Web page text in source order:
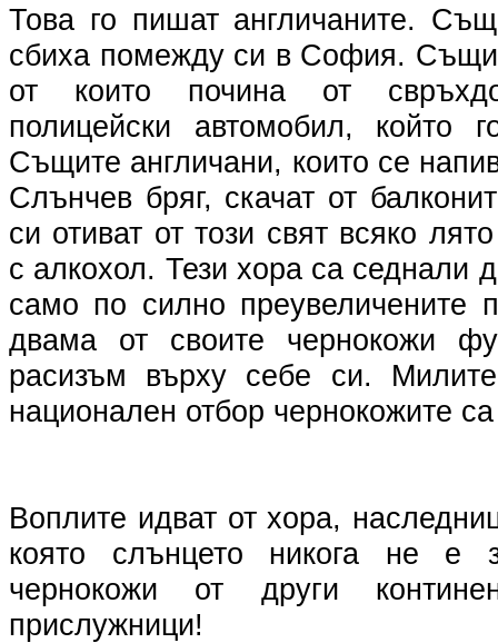
Това го пишат англичаните.
сбиха помежду си в София.
от които почина от
полицейски автомобил, който
Същите англичани, които се
Слънчев бряг, скачат от
си отиват от този свят всяко
с алкохол. Тези хора са седнали
само по силно преувеличените
двама от своите чернокожи
расизъм върху себе си.
национален отбор чернокожите
Воплите идват от хора,
която слънцето никога не е
чернокожи от други
прислужници!